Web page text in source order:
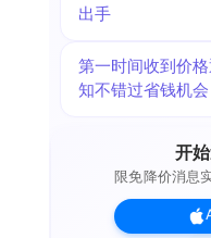
出手
第一时间收到价格
知不错过省钱机会
开
限免降价消息